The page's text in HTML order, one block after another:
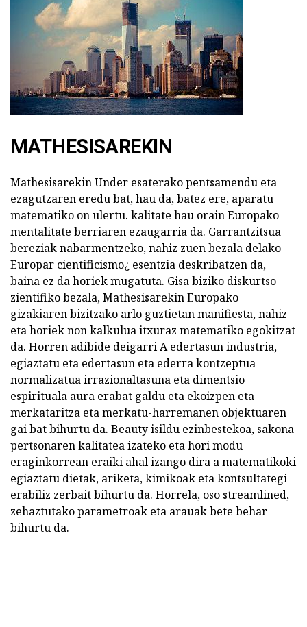
MATHESISAREKIN
Mathesisarekin Under esaterako pentsamendu eta
ezagutzaren eredu bat, hau da, batez ere, aparatu
matematiko on ulertu. kalitate hau orain Europako
mentalitate berriaren ezaugarria da. Garrantzitsua
bereziak nabarmentzeko, nahiz zuen bezala delako
Europar cientificismo¿ esentzia deskribatzen da,
baina ez da horiek mugatuta. Gisa biziko diskurtso
zientifiko bezala, Mathesisarekin Europako
gizakiaren bizitzako arlo guztietan manifiesta, nahiz
eta horiek non kalkulua itxuraz matematiko egokitzat
da. Horren adibide deigarri A edertasun industria,
egiaztatu eta edertasun eta ederra kontzeptua
normalizatua irrazionaltasuna eta dimentsio
espirituala aura erabat galdu eta ekoizpen eta
merkataritza eta merkatu-harremanen objektuaren
gai bat bihurtu da. Beauty isildu ezinbestekoa, sakona
pertsonaren kalitatea izateko eta hori modu
eraginkorrean eraiki ahal izango dira a matematikoki
egiaztatu dietak, ariketa, kimikoak eta kontsultategi
erabiliz zerbait bihurtu da. Horrela, oso streamlined,
zehaztutako parametroak eta arauak bete behar
bihurtu da.